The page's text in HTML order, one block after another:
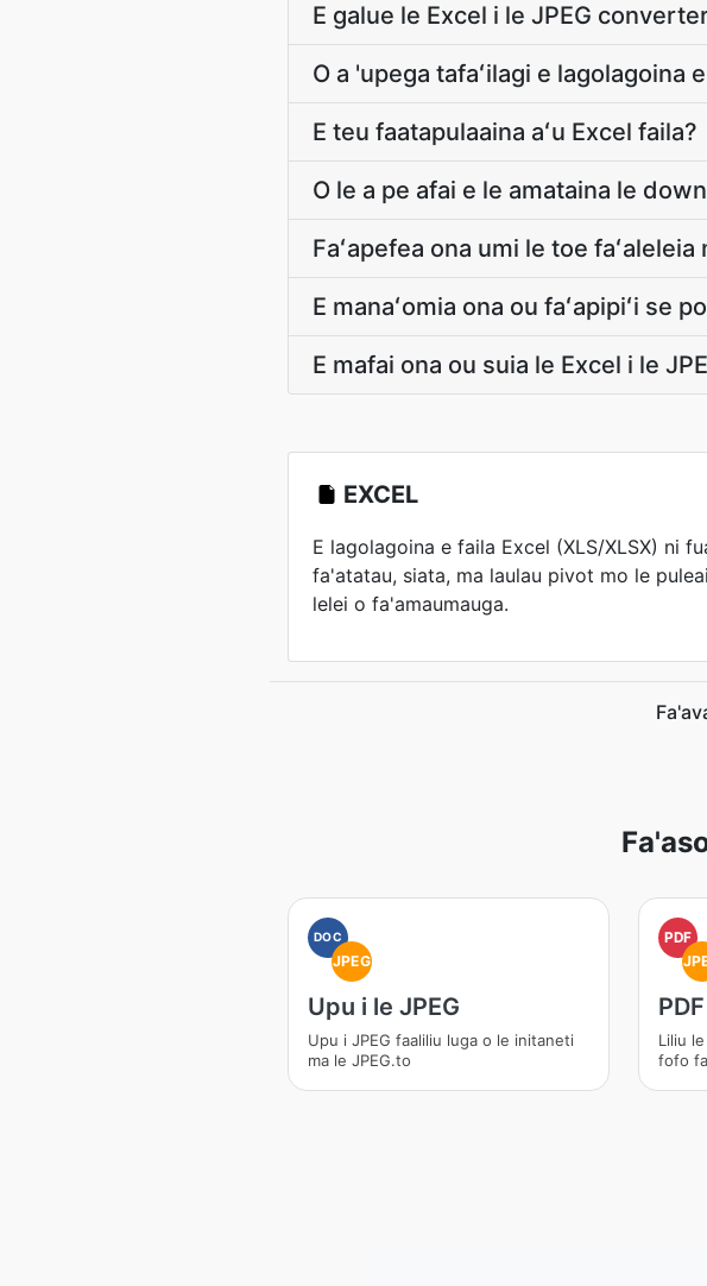
E galue le Excel i le JPEG
O a 'upega tafaʻilagi e lagolagoina
E teu faatapulaaina aʻu Excel faila?
O le a pe afai e le amataina le
Faʻapefea ona umi le toe faʻaleleia
E manaʻomia ona ou faʻapipiʻi se
E mafai ona ou suia le Excel i le
EXCEL
E lagolagoina e faila Excel (XLS/XLSX) ni
fa'atatau, siata, ma laulau pivot mo le
lelei o fa'amaumauga.
DOC
JPEG
Upu i le JPEG
Upu i JPEG faaliliu luga o le initaneti
ma le JPEG.to
PDF
Liliu
fofo